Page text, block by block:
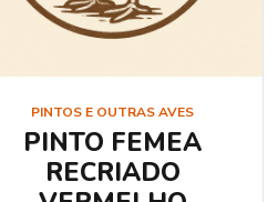
PINTOS E OUTRAS AVES
PINTO FEMEA
RECRIADO